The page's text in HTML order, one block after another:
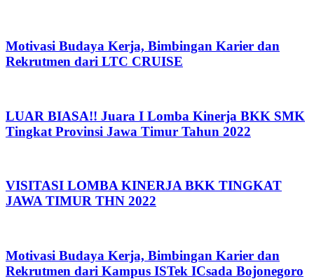
Motivasi Budaya Kerja, Bimbingan Karier dan
Rekrutmen dari LTC CRUISE
LUAR BIASA!! Juara I Lomba Kinerja BKK SMK
Tingkat Provinsi Jawa Timur Tahun 2022
VISITASI LOMBA KINERJA BKK TINGKAT
JAWA TIMUR THN 2022
Motivasi Budaya Kerja, Bimbingan Karier dan
Rekrutmen dari Kampus ISTek ICsada Bojonegoro